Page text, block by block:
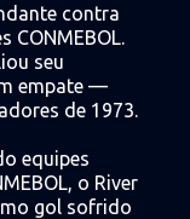
contra
CONMEBOL.
seu
empate —
de 1973.
equipes
o River
gol sofrido